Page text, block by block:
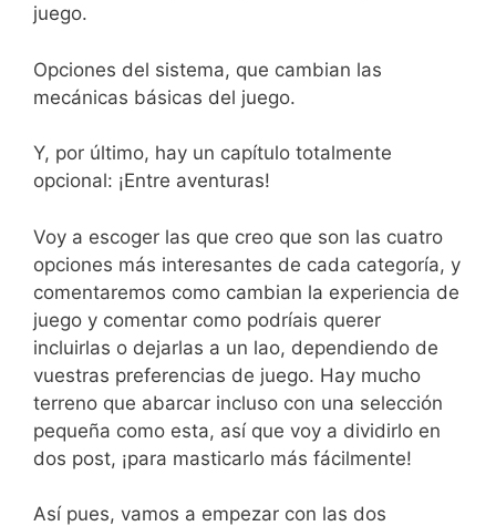
juego.
Opciones del sistema, que cambian las
mecánicas básicas del juego.
Y, por último, hay un capítulo totalmente
opcional: ¡Entre aventuras!
Voy a escoger las que creo que son las cuatro
opciones más interesantes de cada categoría, y
comentaremos como cambian la experiencia de
juego y comentar como podríais querer
incluirlas o dejarlas a un lao, dependiendo de
vuestras preferencias de juego. Hay mucho
terreno que abarcar incluso con una selección
pequeña como esta, así que voy a dividirlo en
dos post, ¡para masticarlo más fácilmente!
Así pues, vamos a empezar con las dos